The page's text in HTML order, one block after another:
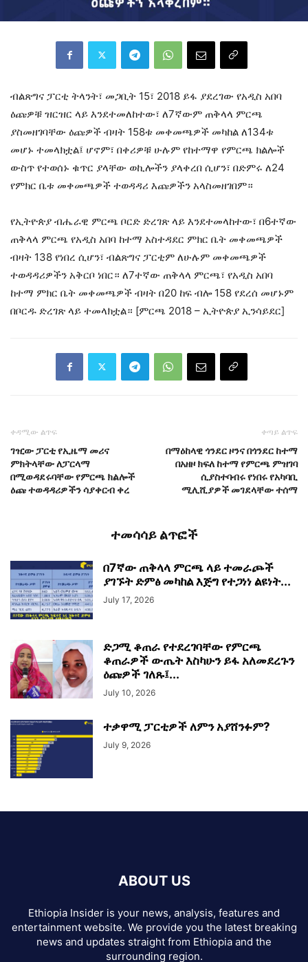
ብልጽግና ፓርቲ ትላንት፣ መጋቢት 15፣ 2018 ይፋ ያደረገው የአዲስ አበባ
ዕጩዎቹ ዝርዝር ላይ እንደተመለከተው፣ ለ7ኛውም ጠቅላላ ምርጫ
ያስመዘገባቸው ዕጩዎች ብዛት 158ቱ መቀመጫዎች መካከል ለ134ቱ
መሆኑ ተመላክቷል፤ ሆኖም፣ በቀሪዎቹ ሁሉም የከተማዋ የምርጫ ክልሎች
ውስጥ የተወሰኑ ቁጥር ያላቸው ወኪሎችን ያላቀረበ ሲሆን፣ በድምሩ ለ24
የምክር ቤቱ መቀመጫዎች ተወዳዳሪ እጩዎችን አላስመዘገበም።
የኢትዮጵያ ብሔራዊ ምርጫ ቦርድ ድረገጽ ላይ እንደተመላከተው፣ በ6ተኛው
ጠቅላላ ምርጫ የአዲስ አበባ ከተማ አስተዳደር ምክር ቤት መቀመጫዎች
ብዛት 138 የነበረ ሲሆን፣ ብልጽግና ፓርቲም ለሁሉም መቀመጫዎች
ተወዳዳሪዎችን አቅርቦ ነበር። ለ7ተኛው ጠቅላላ ምርጫ፣ የአዲስ አበባ
ከተማ ምክር ቤት መቀመጫዎች ብዛት በ20 ከፍ ብሎ 158 የደረሰ መሆኑም
በቦርዱ ድረገጽ ላይ ተመላክቷል። [ምርጫ 2018 – ኢትዮጵያ ኢንሳይደር]
ቀዳሚው ልጥፍ
ገዢው ፓርቲ የኢዜማ መሪና
ምክትላቸው ለፓርላማ
በሚወዳደሩባቸው የምርጫ ክልሎች
ዕጩ ተወዳዳሪዎችን ሳያቀርብ ቀረ
ቀጣይ ልጥፍ
በማዕከላዊ ጎንደር ዞንና በጎንደር ከተማ
በአዘዞ ክፍለ ከተማ የምርጫ ምዝገባ
ሲያስተባብሩ የነበሩ የአካባቢ
ሚሊሺያዎች መገደላቸው ተሰማ
ተመሳሳይ ልጥፎች
በ7ኛው ጠቅላላ ምርጫ ላይ ተመራጮች
ያገኙት ድምፅ መካከል እጅግ የተጋነነ ልዩነት...
July 17, 2026
ድጋሚ ቆጠራ የተደረገባቸው የምርጫ
ቆጠራዎች ውጤት እስካሁን ይፋ አለመደረጉን
ዕጩዎች ገለጹ፤...
July 10, 2026
ተቃዋሚ ፓርቲዎች ለምን አያሸንፉም?
July 9, 2026
ABOUT US
Ethiopia Insider is your news, analysis, features and
entertainment website. We provide you the latest breaking
news and updates straight from Ethiopia and the
surrounding region.